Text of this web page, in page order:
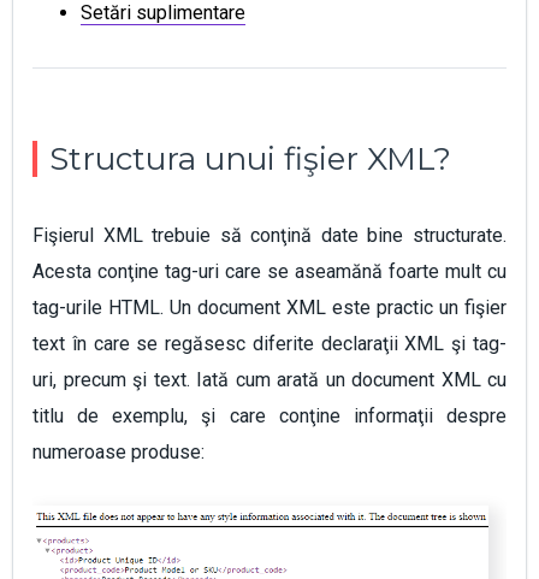
Setări suplimentare
Structura unui fişier XML?
Fişierul XML trebuie să conţină date bine structurate.
Acesta conţine tag-uri care se aseamănă foarte mult cu
tag-urile HTML. Un document XML este practic un fişier
text în care se regăsesc diferite declaraţii XML şi tag-
uri, precum şi text. Iată cum arată un document XML cu
titlu de exemplu, şi care conţine informaţii despre
numeroase produse: